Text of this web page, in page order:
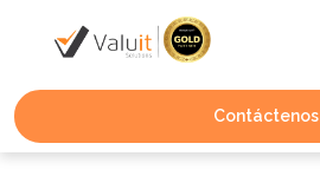
Contáctenos